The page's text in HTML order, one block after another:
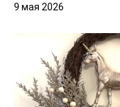
9 мая 2026